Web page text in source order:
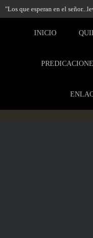
"Los que esperan en el
INICIO